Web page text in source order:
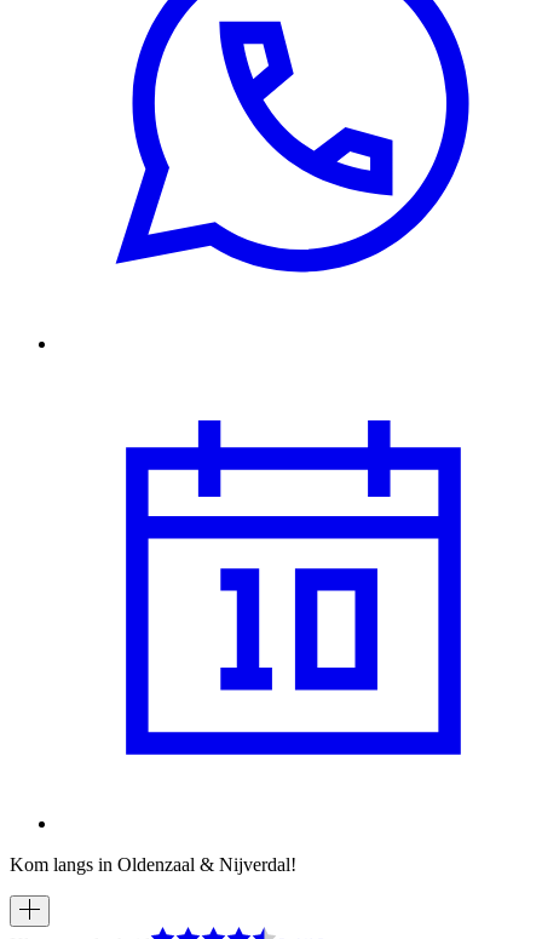
Kom langs in Oldenzaal & Nijverdal!